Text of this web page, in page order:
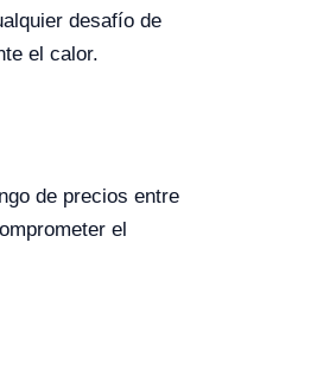
desafío de
el calor.
de precios entre
el